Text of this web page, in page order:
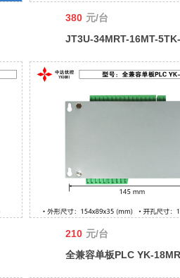
380 元/台
JT3U-34MRT-16MT-
210 元/台
全兼容单板PLC YK-